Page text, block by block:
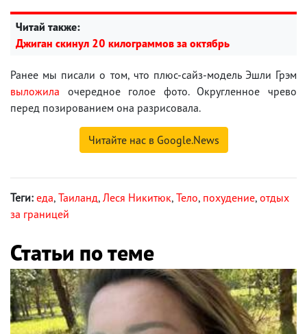
Читай также:
Джиган скинул 20 килограммов за октябрь
Ранее мы писали о том, что плюс-сайз-модель Эшли Грэм
выложила очередное голое фото. Округленное чрево
перед позированием она разрисовала.
Читайте нас в Google.News
Теги: еда, Таиланд, Леся Никитюк, Тело, похудение, отдых
за границей
Статьи по теме